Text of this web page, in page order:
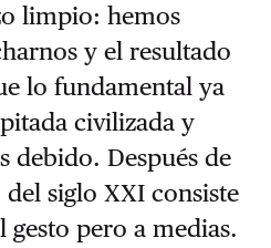
limpio: hemos
y el resultado
lo fundamental ya
civilizada y
debido. Después de
siglo XXI consiste
gesto pero a medias.